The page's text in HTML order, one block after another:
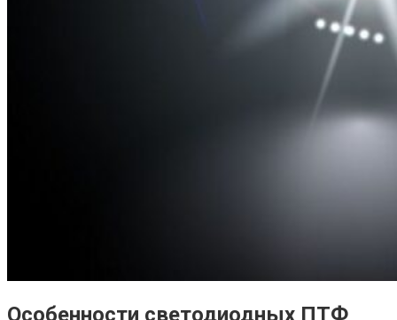
Особенности светодиодных ПТФ